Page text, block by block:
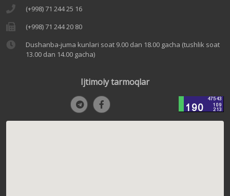
(+998) 71 244 25 16
(+998) 71 244 20 80
Dushanba-juma kunlari soat 9.00 dan 18.00 gacha (tushlik soat
13.00 dan 14.00 gacha)
Ijtimoiy tarmoqlar